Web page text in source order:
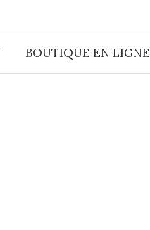
BOUTIQUE EN LIGNE